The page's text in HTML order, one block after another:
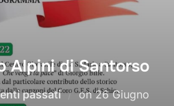
Alpini di Santorso
passati onPubblicato
26 Giugno